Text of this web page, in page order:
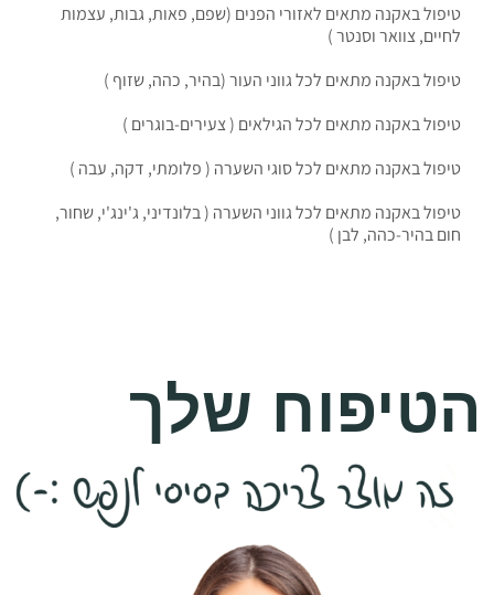
טיפול באקנה מתאים לאזורי הפנים (שפם, פאות, גבות, עצמות
לחיים, צוואר וסנטר )
טיפול באקנה מתאים לכל גווני העור (בהיר, כהה, שזוף )
טיפול באקנה מתאים לכל הגילאים ( צעירים-בוגרים )
טיפול באקנה מתאים לכל סוגי השערה ( פלומתי, דקה, עבה )
טיפול באקנה מתאים לכל גווני השערה ( בלונדיני, ג'ינג'י, שחור,
חום בהיר-כהה, לבן )
הטיפוח שלך